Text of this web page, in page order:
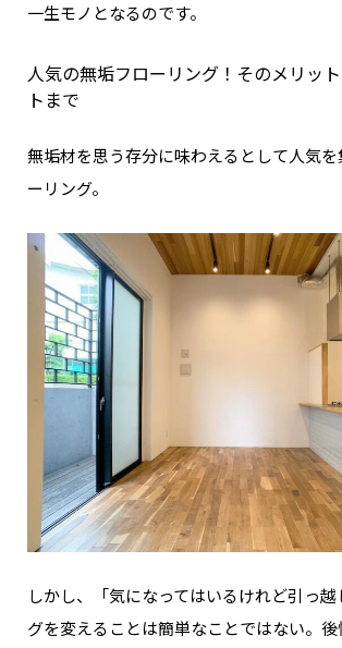
一生モノとなるのです。
人気の無垢フローリング！そのメリッ
トまで
無垢材を思う存分に味わえるとして人気
ーリング。
しかし、「気になってはいるけれど引っ
グを変えることは簡単なことではない。後